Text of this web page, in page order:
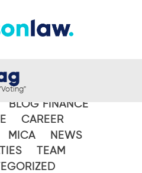
BLOG FINANCE
CAREER
MICA
NEWS
TEAM